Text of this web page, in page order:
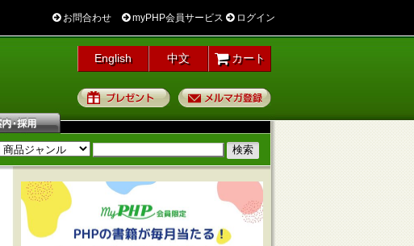
お問合わせ myPHP会員サービス ログイン
English 中文 カート
プレゼント